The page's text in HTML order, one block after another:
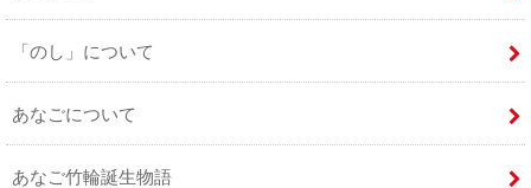
「のし」について
あなごについて
あなご竹輪誕生物語